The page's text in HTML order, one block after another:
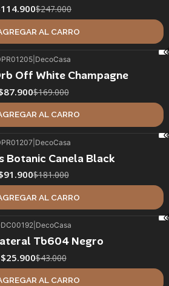
$247.000
AL CARRO
DecoCasa
Off White Champagne
$169.000
AL CARRO
DecoCasa
Botanic Canela Black
$181.000
AL CARRO
DecoCasa
Tb604 Negro
$25.900$43.000
AL CARRO